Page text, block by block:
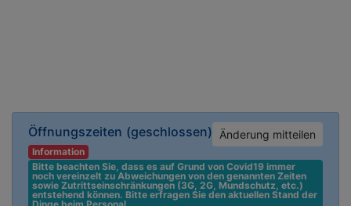
Öffnungszeiten (geschlossen) Änderung mitteilen
Information
Bitte beachten Sie, dass es auf Grund von Covid19 immer
noch vereinzelt zu Abweichungen von den genannten Zeiten
sowie Zutrittseinschränkungen (3G, 2G, Mundschutz, etc.)
entstehend können. Bitte erfragen Sie den aktuellen Stand der